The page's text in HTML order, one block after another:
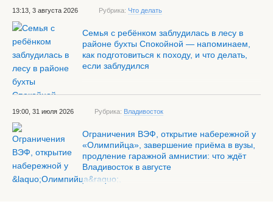
13:13, 3 августа 2026 Рубрика: Что делать
Семья с ребёнком заблудилась в лесу в
районе бухты Спокойной — напоминаем,
как подготовиться к походу, и что делать,
если заблудился
19:00, 31 июля 2026 Рубрика: Владивосток
Ограничения ВЭФ, открытие набережной у
«Олимпийца», завершение приёма в вузы,
продление гаражной амнистии: что ждёт
Владивосток в августе